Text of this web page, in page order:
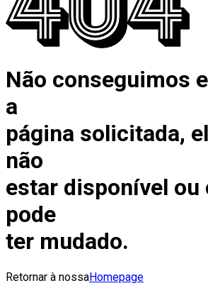
Não conseguimos
a
página solicitada,
não
estar disponível ou
pode
ter mudado.
Retornar à nossaHomepage